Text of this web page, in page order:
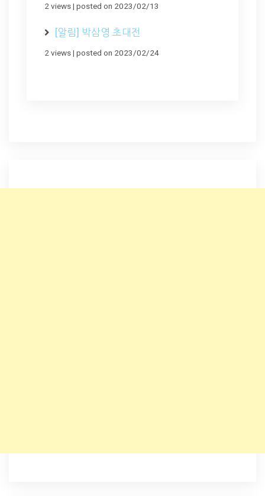
2 views| posted on 2023/02/13
[알림] 박삼영 초대전
2 views| posted on 2023/02/24